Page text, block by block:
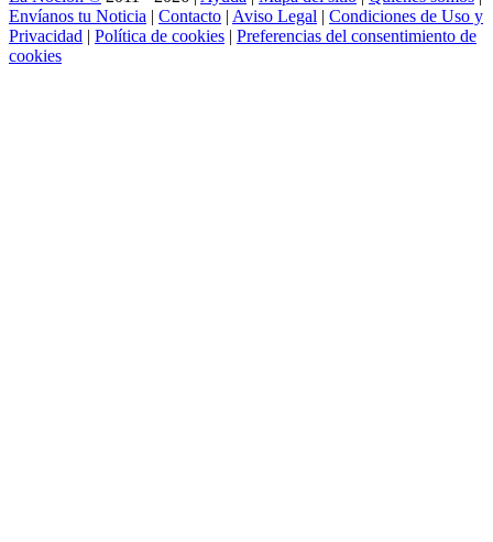
Envíanos tu Noticia | Contacto | Aviso Legal | Condiciones de Uso y
Privacidad | Política de cookies | Preferencias del consentimiento de
cookies